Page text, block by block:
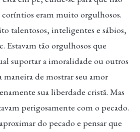
coríntios eram muito orgulhosos.
talentosos, inteligentes e sábios,
Estavam tão orgulhosos que
suportar a imoralidade ou outros
de mostrar seu amor
sua liberdade cristã. Mas
perigosamente com o pecado.
do pecado e pensar que